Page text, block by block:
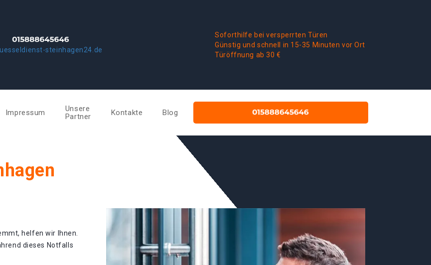
steinhagen24.de
Soforthilfe bei versperrten Türen
Günstig und schnell in 15-35 Minuten vor Ort
Türöffnung ab 30 €
Impressum
Unsere
Partner
Kontakte Blog
helfen wir Ihnen.
dieses Notfalls